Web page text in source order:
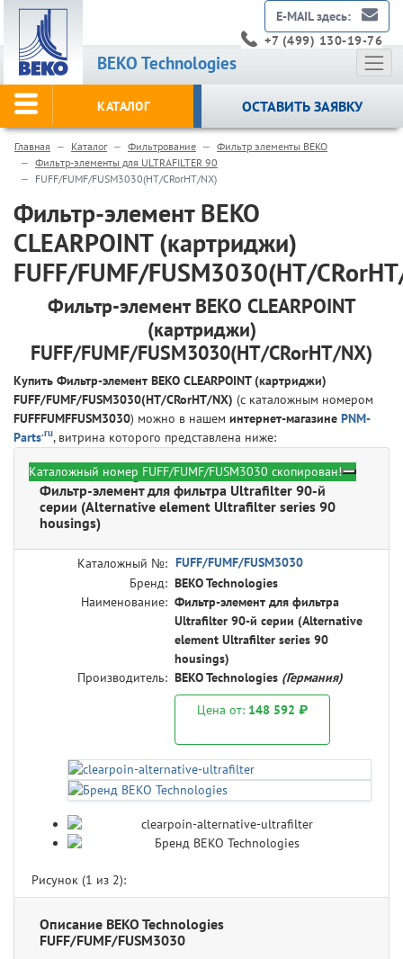
BEKO Technologies
E-MAIL здесь:
+7 (499) 130-19-76
КАТАЛОГ ОСТАВИТЬ ЗАЯВКУ
Главная Каталог Фильтрование
Фильтр элементы BEKO
Фильтр-элементы для ULTRAFILTER 90
FUFF/FUMF/FUSM3030(HT/CRorHT/NX)
Фильтр-элемент BEKO
CLEARPOINT (картриджи)
FUFF/FUMF/FUSM3030(HT/
Фильтр-элемент BEKO CLEARPOINT
(картриджи)
FUFF/FUMF/FUSM3030(HT/CRorHT/NX)
Купить Фильтр-элемент BEKO CLEARPOINT (картриджи)
FUFF/FUMF/FUSM3030(HT/CRorHT/NX) (с каталожным номером
FUFFFUMFFUSM3030) можно в нашем интернет-магазине PNM-
Parts.ru, витрина которого представлена ниже:
BEKO Technologies FUFF/FUMF/FUSM3030 -
Фильтр-элемент для фильтра Ultrafilter 90-й
серии (Alternative element Ultrafilter series 90
housings)
Каталожный №: FUFF/FUMF/FUSM3030
Бренд: BEKO Technologies
Наименование: Фильтр-элемент для фильтра
Ultrafilter 90-й серии (Alternative
element Ultrafilter series 90
housings)
Производитель: BEKO Technologies (Германия)
Цена от: 148 592 ₽
Рисунок (1 из 2):
Каталожный номер FUFF/FUMF/FUSM3030 скопирован!
Описание BEKO Technologies
FUFF/FUMF/FUSM3030